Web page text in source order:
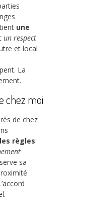
une
un respect
et local
La
chez moi
de chez
règles
sa